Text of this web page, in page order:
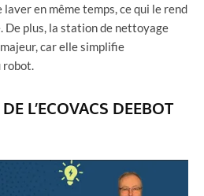
laver en même temps, ce qui le rend
plus, la station de nettoyage
car elle simplifie
robot.
L’ECOVACS DEEBOT